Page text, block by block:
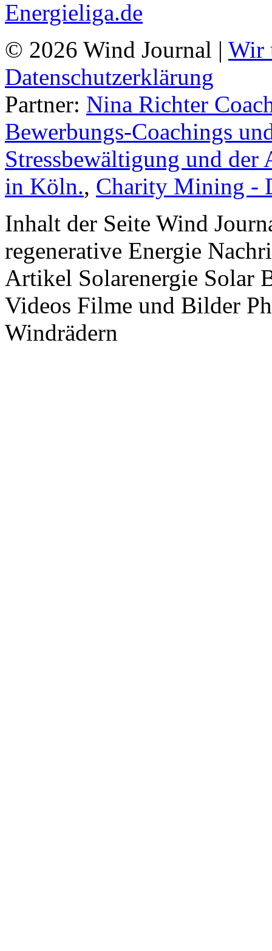
© 2026 Wind Journal | Wir
Datenschutzerklärung
Partner: Nina Richter
Bewerbungs-Coachings
Stressbewältigung und
in Köln., Charity Mining -
Inhalt der Seite Wind
regenerative Energie
Artikel Solarenergie Solar
Videos Filme und Bilder
Windrädern